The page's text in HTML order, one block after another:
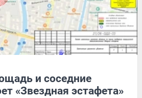
и соседние
«Звездная эстафета»